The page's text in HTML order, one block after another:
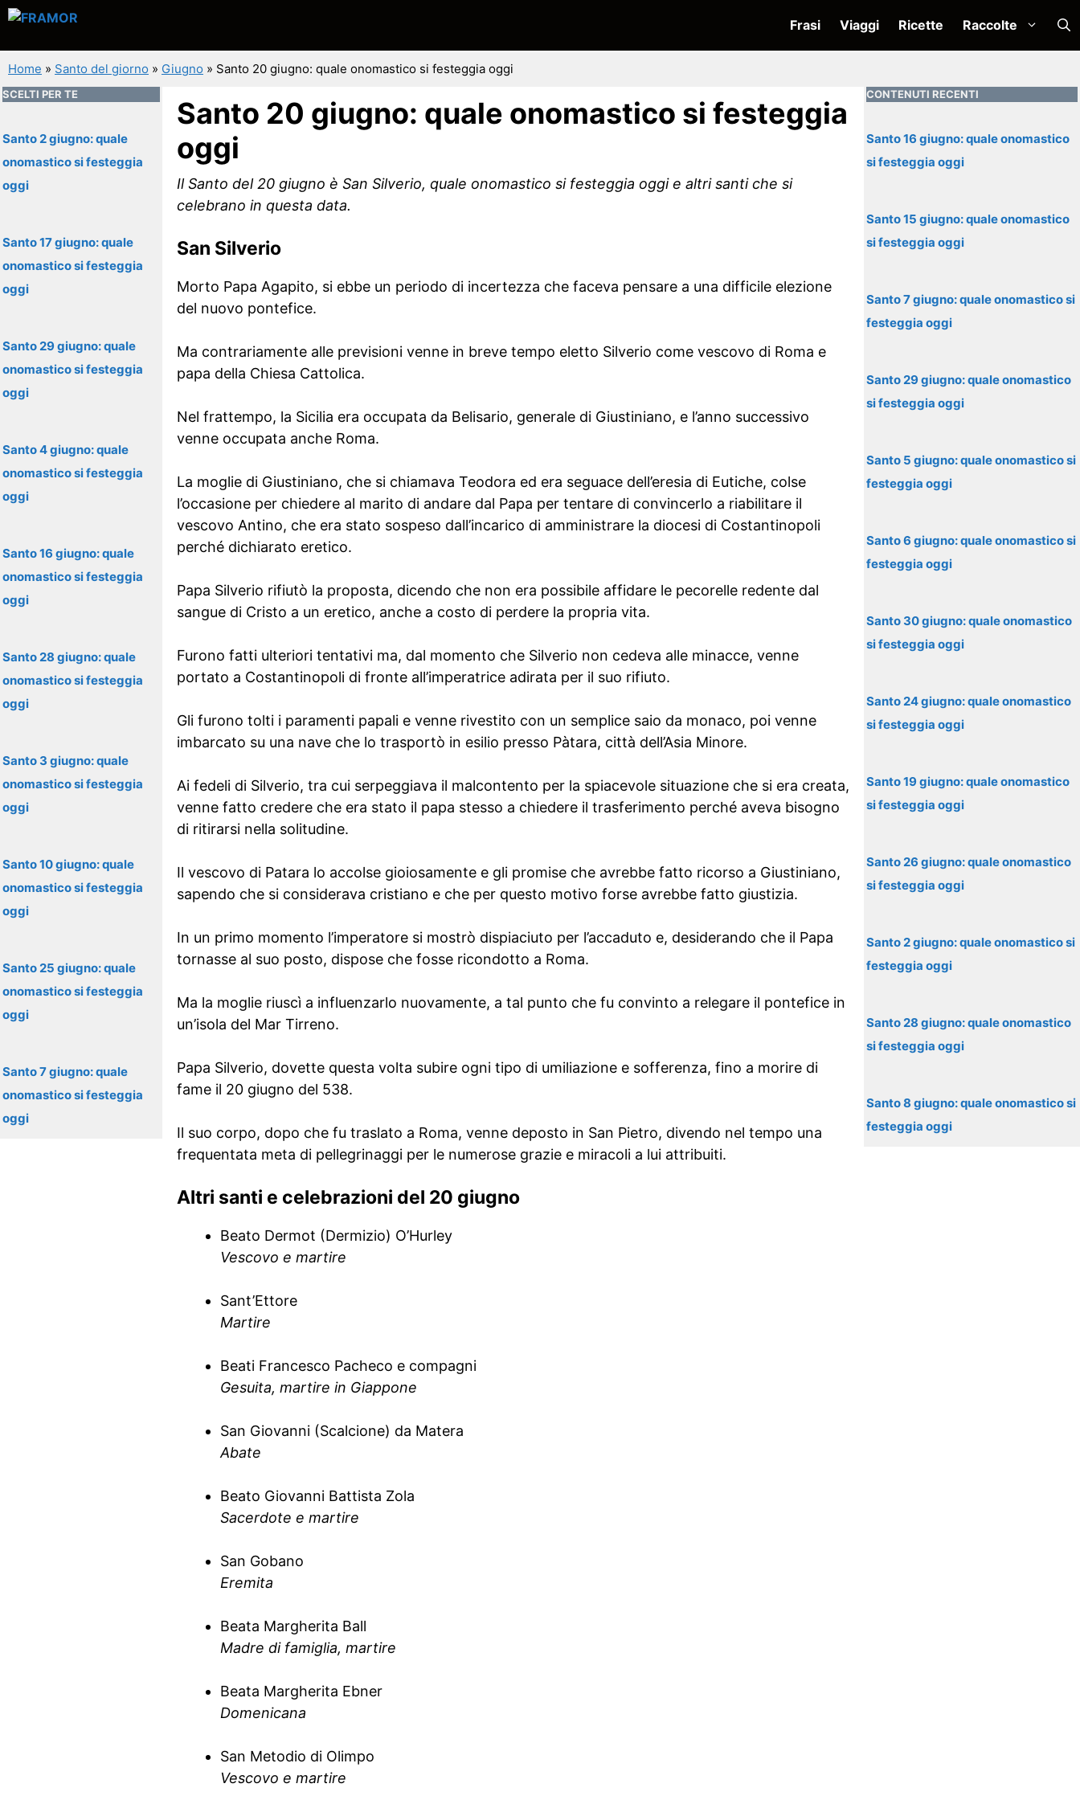
Vai
contenuto
Frasi Viaggi Ricette Raccolte
Home » Santo del giorno » Giugno » Santo 20 giugno: quale onomastico si festeggia oggi
Santo 20 giugno: quale onomastico si festeggia
oggi
Il Santo del 20 giugno è San Silverio, quale onomastico si festeggia oggi e altri santi che si
celebrano in questa data.
San Silverio
Morto Papa Agapito, si ebbe un periodo di incertezza che faceva pensare a una difficile elezione
del nuovo pontefice.
Ma contrariamente alle previsioni venne in breve tempo eletto Silverio come vescovo di Roma e
papa della Chiesa Cattolica.
Nel frattempo, la Sicilia era occupata da Belisario, generale di Giustiniano, e l’anno successivo
venne occupata anche Roma.
La moglie di Giustiniano, che si chiamava Teodora ed era seguace dell’eresia di Eutiche, colse
l’occasione per chiedere al marito di andare dal Papa per tentare di convincerlo a riabilitare il
vescovo Antino, che era stato sospeso dall’incarico di amministrare la diocesi di Costantinopoli
perché dichiarato eretico.
Papa Silverio rifiutò la proposta, dicendo che non era possibile affidare le pecorelle redente dal
sangue di Cristo a un eretico, anche a costo di perdere la propria vita.
Furono fatti ulteriori tentativi ma, dal momento che Silverio non cedeva alle minacce, venne
portato a Costantinopoli di fronte all’imperatrice adirata per il suo rifiuto.
Gli furono tolti i paramenti papali e venne rivestito con un semplice saio da monaco, poi venne
imbarcato su una nave che lo trasportò in esilio presso Pàtara, città dell’Asia Minore.
Ai fedeli di Silverio, tra cui serpeggiava il malcontento per la spiacevole situazione che si era creata,
venne fatto credere che era stato il papa stesso a chiedere il trasferimento perché aveva bisogno
di ritirarsi nella solitudine.
Il vescovo di Patara lo accolse gioiosamente e gli promise che avrebbe fatto ricorso a Giustiniano,
sapendo che si considerava cristiano e che per questo motivo forse avrebbe fatto giustizia.
In un primo momento l’imperatore si mostrò dispiaciuto per l’accaduto e, desiderando che il Papa
tornasse al suo posto, dispose che fosse ricondotto a Roma.
Ma la moglie riuscì a influenzarlo nuovamente, a tal punto che fu convinto a relegare il pontefice in
un’isola del Mar Tirreno.
Papa Silverio, dovette questa volta subire ogni tipo di umiliazione e sofferenza, fino a morire di
fame il 20 giugno del 538.
Il suo corpo, dopo che fu traslato a Roma, venne deposto in San Pietro, divendo nel tempo una
frequentata meta di pellegrinaggi per le numerose grazie e miracoli a lui attribuiti.
Altri santi e celebrazioni del 20 giugno
Beato Dermot (Dermizio) O’Hurley
Vescovo e martire
Sant’Ettore
Martire
Beati Francesco Pacheco e compagni
Gesuita, martire in Giappone
San Giovanni (Scalcione) da Matera
Abate
Beato Giovanni Battista Zola
Sacerdote e martire
San Gobano
Eremita
Beata Margherita Ball
Madre di famiglia, martire
Beata Margherita Ebner
Domenicana
San Metodio di Olimpo
Vescovo e martire
SCELTI PER TE
Santo 2 giugno: quale
onomastico si festeggia
oggi
Santo 17 giugno: quale
onomastico si festeggia
oggi
Santo 29 giugno: quale
onomastico si festeggia
oggi
Santo 4 giugno: quale
onomastico si festeggia
oggi
Santo 16 giugno: quale
onomastico si festeggia
oggi
Santo 28 giugno: quale
onomastico si festeggia
oggi
Santo 3 giugno: quale
onomastico si festeggia
oggi
Santo 10 giugno: quale
onomastico si festeggia
oggi
Santo 25 giugno: quale
onomastico si festeggia
oggi
Santo 7 giugno: quale
onomastico si festeggia
oggi
CONTENUTI RECENTI
Santo 16 giugno: quale onomastico
si festeggia oggi
Santo 15 giugno: quale onomastico
si festeggia oggi
Santo 7 giugno: quale onomastico si
festeggia oggi
Santo 29 giugno: quale onomastico
si festeggia oggi
Santo 5 giugno: quale onomastico si
festeggia oggi
Santo 6 giugno: quale onomastico si
festeggia oggi
Santo 30 giugno: quale onomastico
si festeggia oggi
Santo 24 giugno: quale onomastico
si festeggia oggi
Santo 19 giugno: quale onomastico
si festeggia oggi
Santo 26 giugno: quale onomastico
si festeggia oggi
Santo 2 giugno: quale onomastico si
festeggia oggi
Santo 28 giugno: quale onomastico
si festeggia oggi
Santo 8 giugno: quale onomastico si
festeggia oggi